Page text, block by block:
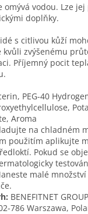
omývá vodou. Lze jej
doplňky.
s citlivou kůží
kvůli zvýšenému
Příjemný pocit
PEG-40
Aroma
na chladném
použitím aplikujte
Pokud se
malé
BENEFITNET
786 Warszawa,